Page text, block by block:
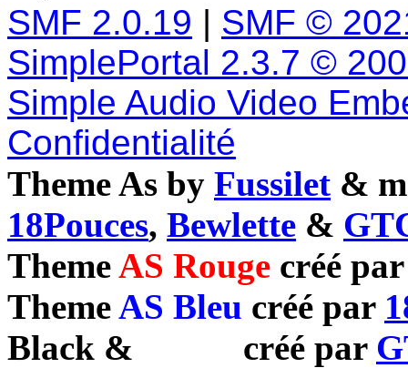
SMF 2.0.19 | SMF ©
SimplePortal 2.3.7 ©
Simple Audio Video
Confidentialité
Theme As by Fussilet &
18Pouces, Bewlette &
ThemeAS Rouge créé
ThemeAS Bleu créé par
Black & créé par